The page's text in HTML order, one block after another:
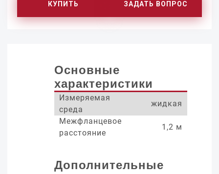
КУПИТЬ ЗАДАТЬ ВОПРОС
Основные
характеристики
Измеряемая
среда
жидкая
Межфланцевое
расстояние
1,2 м
Дополнительные